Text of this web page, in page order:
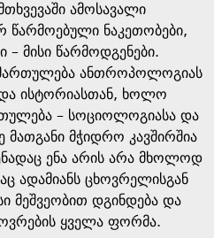
ამოსავალი
წარმოებული ნაკეთობები,
მისი წარმოდგენები.
ანთროპოლოგიას
ისტორიასთან, ხოლო
– სოციოლოგიასა და
მჭიდრო კავშირშია
ენა არის არა მხოლოდ
ადამიანს ცხოვრელისგან
მეშვეობით დგინდება და
ყველა ფორმა.